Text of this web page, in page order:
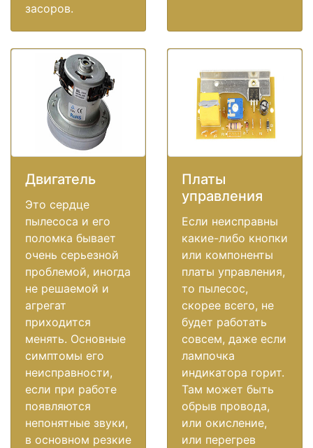
засоров.
Двигатель
Это сердце
пылесоса и его
поломка бывает
очень серьезной
проблемой, иногда
не решаемой и
агрегат
приходится
менять. Основные
симптомы его
неисправности,
если при работе
появляются
непонятные звуки,
в основном резкие
Платы
управления
Если неисправны
какие-либо кнопки
или компоненты
платы управления,
то пылесос,
скорее всего, не
будет работать
совсем, даже если
лампочка
индикатора горит.
Там может быть
обрыв провода,
или окисление,
или перегрев